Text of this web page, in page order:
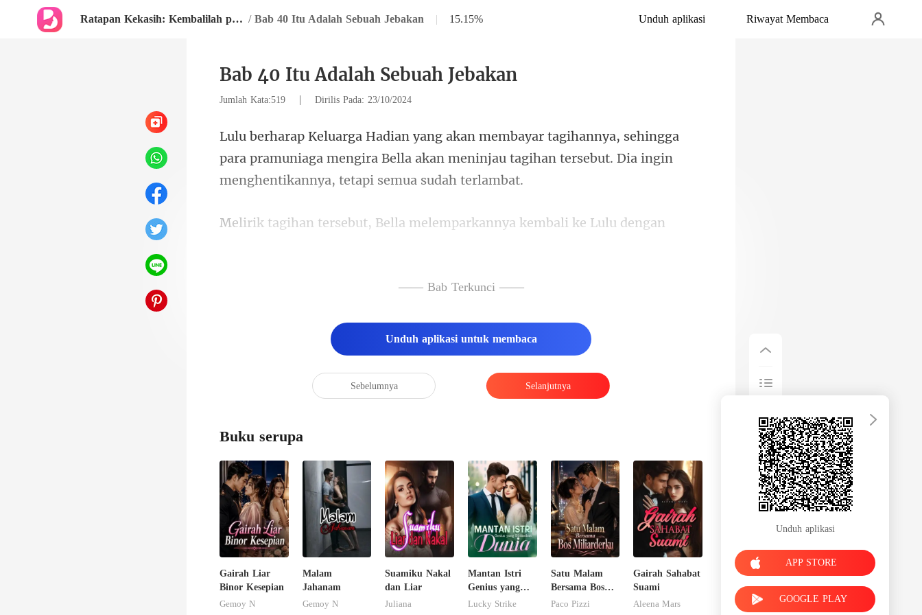
Ratapan Kekasih: Kembalilah padaku / Bab 40 Itu Adalah Sebuah Jebakan | 15.15% Unduh aplikasi Riwayat Membaca
Bab 40 Itu Adalah Sebuah Jebakan
Jumlah Kata:519 | Dirilis Pada: 23/10/2024
hingga
para pramuniaga mengira Bella akan meninjau tagihan ters
li ke Lulu dengan
—— Bab Terkunci ——
Unduh aplikasi untuk membaca
Sebelumnya Selanjutnya
Buku serupa
Gairah Liar
Binor Kesepian
Gemoy N
Malam
Jahanam
Gemoy N
Suamiku Nakal
dan Liar
Juliana
Mantan Istri
Genius yang
Diidamkan
Lucky Strike
Satu Malam
Bersama Bos
Miliarderku
Paco Pizzi
Gairah Sahabat
Suami
Aleena Mars
Unduh aplikasi
APP STORE
GOOGLE PLAY